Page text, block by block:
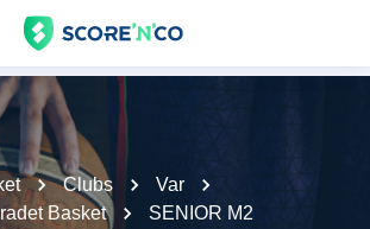
Clubs
Var
Basket
SENIOR M2